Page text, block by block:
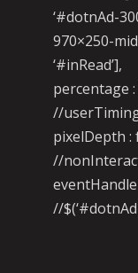
‘#dotnAd-
970×250-
‘#inRead’],
percentage
//
pixelDepth :
//
//